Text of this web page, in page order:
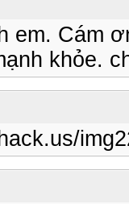
em. Cám
khỏe.